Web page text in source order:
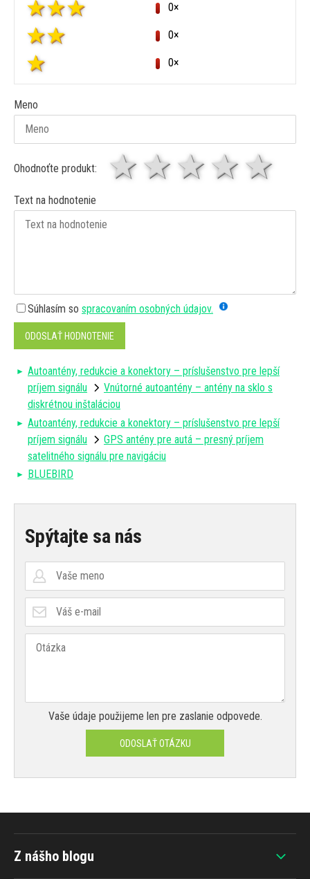
0×
0×
0×
Meno
Ohodnoťte produkt: 4
3
2 hviezdy
1 hviezda
Text na hodnotenie
Súhlasím so spracovaním osobných údajov.
ODOSLAŤ HODNOTENIE
Autoantény, redukcie a konektory – príslušenstvo pre lepší
príjem signálu
Vnútorné autoantény – antény na sklo s
diskrétnou inštaláciou
Autoantény, redukcie a konektory – príslušenstvo pre lepší
príjem signálu
GPS antény pre autá – presný príjem
satelitného signálu pre navigáciu
BLUEBIRD
Spýtajte sa nás
Vaše údaje použijeme len pre zaslanie odpovede.
ODOSLAŤ OTÁZKU
Z nášho blogu